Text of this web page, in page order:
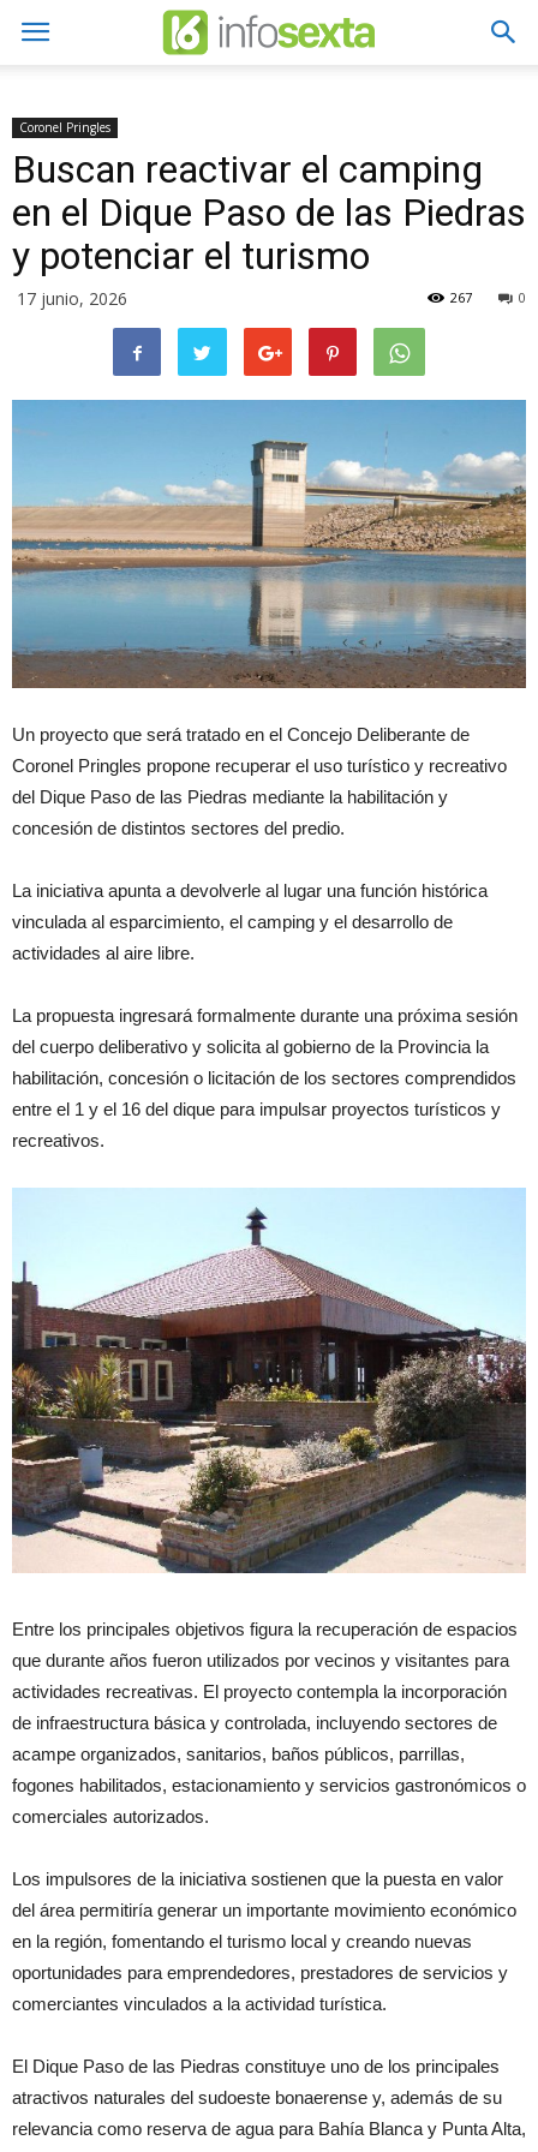
Coronel Pringles
Buscan reactivar el camping
en el Dique Paso de las Piedras
y potenciar el turismo
17 junio, 2026 0
267
Un proyecto que será tratado en el Concejo Deliberante de
Coronel Pringles propone recuperar el uso turístico y recreativo
del Dique Paso de las Piedras mediante la habilitación y
concesión de distintos sectores del predio.
La iniciativa apunta a devolverle al lugar una función histórica
vinculada al esparcimiento, el camping y el desarrollo de
actividades al aire libre.
La propuesta ingresará formalmente durante una próxima sesión
del cuerpo deliberativo y solicita al gobierno de la Provincia la
habilitación, concesión o licitación de los sectores comprendidos
entre el 1 y el 16 del dique para impulsar proyectos turísticos y
recreativos.
Entre los principales objetivos figura la recuperación de espacios
que durante años fueron utilizados por vecinos y visitantes para
actividades recreativas. El proyecto contempla la incorporación
de infraestructura básica y controlada, incluyendo sectores de
acampe organizados, sanitarios, baños públicos, parrillas,
fogones habilitados, estacionamiento y servicios gastronómicos o
comerciales autorizados.
Los impulsores de la iniciativa sostienen que la puesta en valor
del área permitiría generar un importante movimiento económico
en la región, fomentando el turismo local y creando nuevas
oportunidades para emprendedores, prestadores de servicios y
comerciantes vinculados a la actividad turística.
El Dique Paso de las Piedras constituye uno de los principales
atractivos naturales del sudoeste bonaerense y, además de su
relevancia como reserva de agua para Bahía Blanca y Punta Alta,